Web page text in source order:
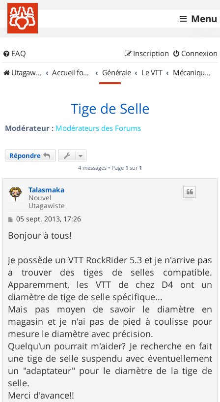
Menu
FAQ Connexion
Inscription
UtagawaVTT (Randos VTT et VTTAE avec traces GPS)
Accueil forum Générale Le VTT Mécanique et Entretiens
Tige de Selle
Modérateur : Modérateurs des Forums
Répondre
4 messages • Page 1 sur 1
Talasmaka
Nouvel
Utagawiste
M
s
s
g
e
05 sept. 2013, 17:26
Bonjour à tous!
Je possède un VTT RockRider 5.3 et je n'arrive pas
a trouver des tiges de selles compatible.
Apparemment, les VTT de chez D4 ont un
diamètre de tige de selle spécifique...
Mais pas moyen de savoir le diamètre en
magasin et je n'ai pas de pied à coulisse pour
mesure le diamètre avec précision.
Quelqu'un pourrait m'aider? Je recherche en fait
une tige de selle suspendu avec éventuellement
un "adaptateur" pour le diamètre de la tige de
selle.
Merci d'avance!!